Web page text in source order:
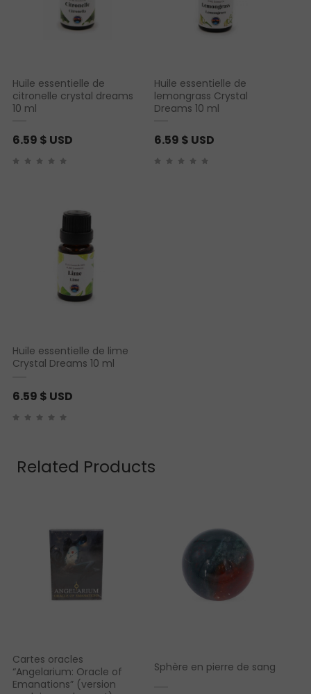
Huile essentielle de
citronelle crystal dreams
10 ml
6.59 $ USD
Huile essentielle de
lemongrass Crystal
Dreams 10 ml
6.59 $ USD
Huile essentielle de lime
Crystal Dreams 10 ml
6.59 $ USD
Related Products
Cartes oracles
“Angelarium: Oracle of
Emanations” (version
Sphère en pierre de sang